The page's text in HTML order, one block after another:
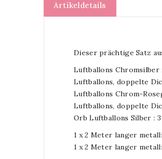
Artikeldetails
Dieser prächtige Satz
Luftballons Chromsilber :
Luftballons, doppelte
Luftballons Chrom-
Luftballons, doppelte
Orb Luftballons Silber : 3
1 x 2 Meter langer
1 x 2 Meter langer